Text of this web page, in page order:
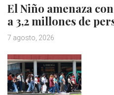
El Niño amenaza
a 3,2 millones de
7 agosto, 2026